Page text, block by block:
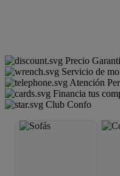
Precio
Servicio de
Atención
Financia tus
Club Confo